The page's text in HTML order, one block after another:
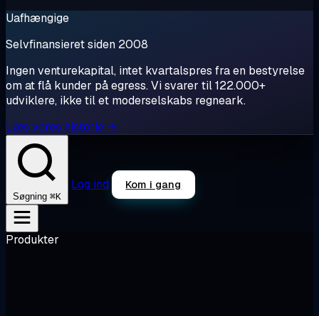
Uafhængige
Selvfinansieret siden 2008
Ingen venturekapital, intet kvartalspres fra en bestyrelse
om at flå kunder på egress. Vi svarer til 122.000+
udviklere, ikke til et moderselskabs regneark.
Læs vores historie →
Søgning ⌘K
Log ind Kom i gang
Produkter